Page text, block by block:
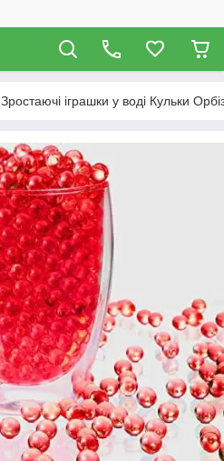
Зростаючі іграшки у воді Кульки